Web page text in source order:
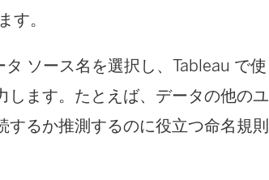
す。
ソース名を選択し、Tableau で使
します。たとえば、データの他のユ
るか推測するのに役立つ命名規則